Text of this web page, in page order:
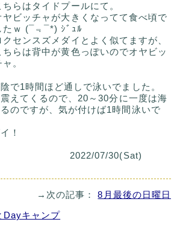
ちらはタイドプールにて。
ヤビッチャが大きくなってて食べ頃で
たｗ (¯﹃¯*) ｼﾞｭﾙ
クセンスズメダイとよく似てますが、
ちらは背中が黄色っぽいのでオヤビッ
。
で1時間ほど通しで泳いでました。
えてくるので、20～30分に一度は海
のですが、気が付けば1時間泳いで
！
2022/07/30(Sat)
→次の記事：8月最後の日曜日
Dayキャンプ